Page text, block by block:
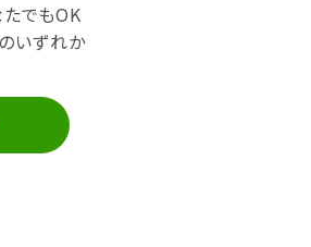
たでもOK
のいずれか